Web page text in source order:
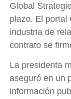
Global
plazo. El portal
industria de
contrato se
La presidenta
aseguró en un
información